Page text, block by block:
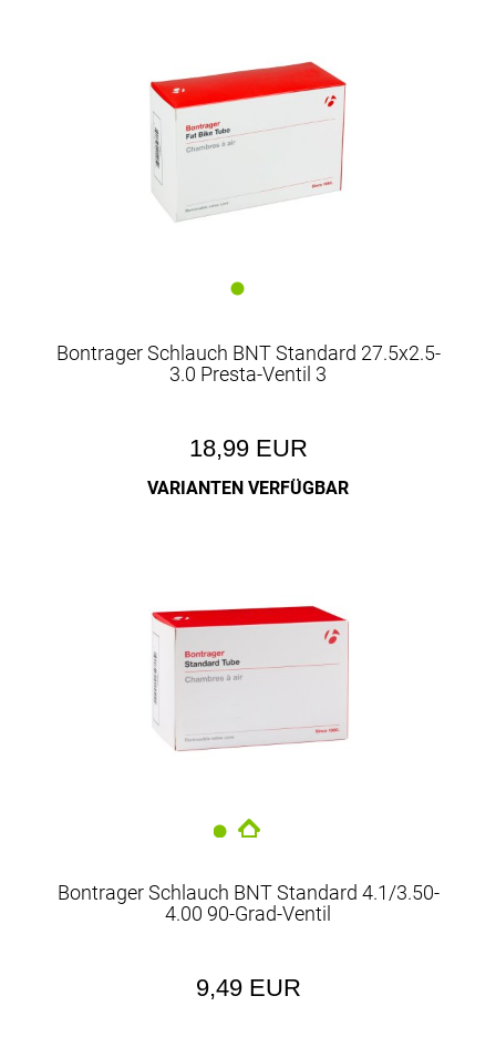
Bontrager Schlauch BNT Standard 27.5x2.5-
3.0 Presta-Ventil 3
18,99 EUR
VARIANTEN VERFÜGBAR
Bontrager Schlauch BNT Standard 4.1/3.50-
4.00 90-Grad-Ventil
9,49 EUR